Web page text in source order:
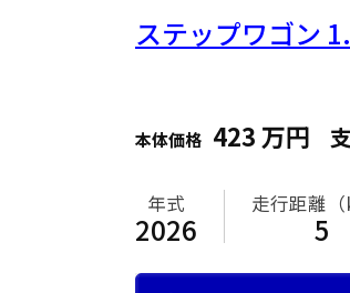
ステップワゴン
本体価格 423 万円
年式
2026
走行距離（
5